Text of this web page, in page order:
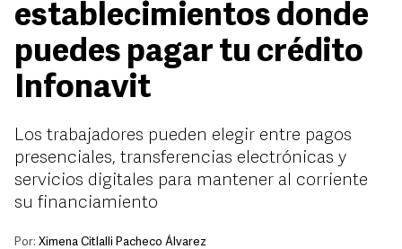
establecimientos donde
puedes pagar tu crédito
Infonavit
Los trabajadores pueden elegir entre pagos
presenciales, transferencias electrónicas y
servicios digitales para mantener al corriente
su financiamiento
Por: Ximena Citlalli Pacheco Álvarez